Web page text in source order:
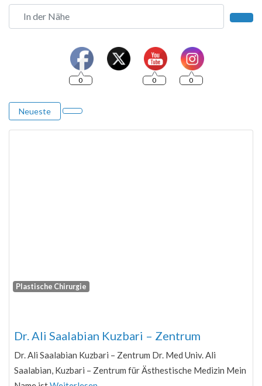
In der Nähe
0 0 0
Neueste
Plastische Chirurgie
Dr. Ali Saalabian Kuzbari – Zentrum
Dr. Ali Saalabian Kuzbari – Zentrum Dr. Med Univ. Ali
Saalabian, Kuzbari – Zentrum für Ästhestische Medizin Mein